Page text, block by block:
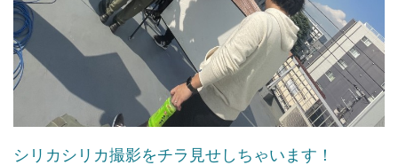
シリカシリカ撮影をチラ見せしちゃいます！